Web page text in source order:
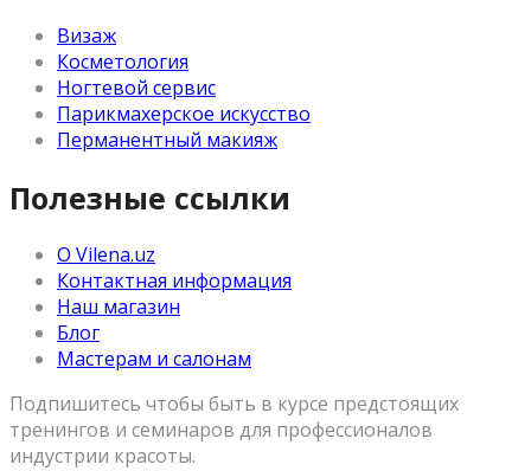
Визаж
Косметология
Ногтевой сервис
Парикмахерское искусство
Перманентный макияж
Полезные ссылки
О Vilena.uz
Контактная информация
Наш магазин
Блог
Мастерам и салонам
Подпишитесь чтобы быть в курсе предстоящих
тренингов и семинаров для профессионалов
индустрии красоты.